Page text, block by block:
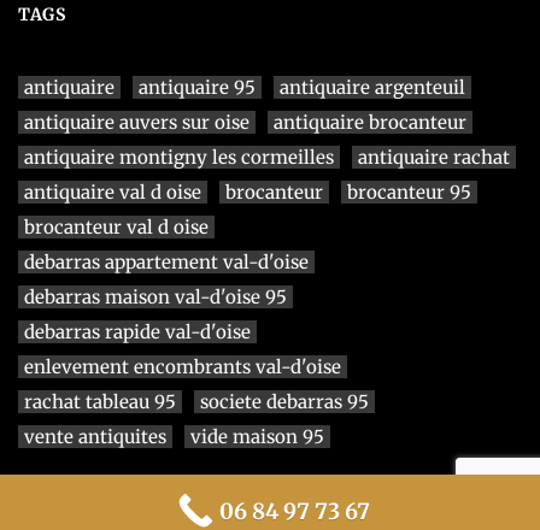
TAGS
antiquaire antiquaire 95
antiquaire argenteuil
antiquaire auvers sur oise
antiquaire brocanteur
antiquaire montigny les cormeilles
antiquaire rachat
antiquaire val d oise
brocanteur
brocanteur 95
brocanteur val d oise
debarras appartement val-d'oise
debarras maison val-d'oise 95
debarras rapide val-d'oise
enlevement encombrants val-d'oise
rachat tableau 95
societe debarras 95
vente antiquites
vide maison 95
© 2024 Jean-Luc TRABER Antiquaire 95
06 84 97 73 67